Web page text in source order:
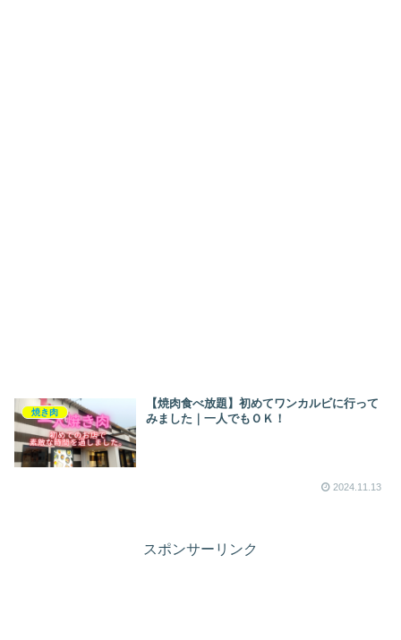
焼き肉
【焼肉食べ放題】初めてワンカルビに行って
みました｜一人でもＯＫ！
2024.11.13
スポンサーリンク